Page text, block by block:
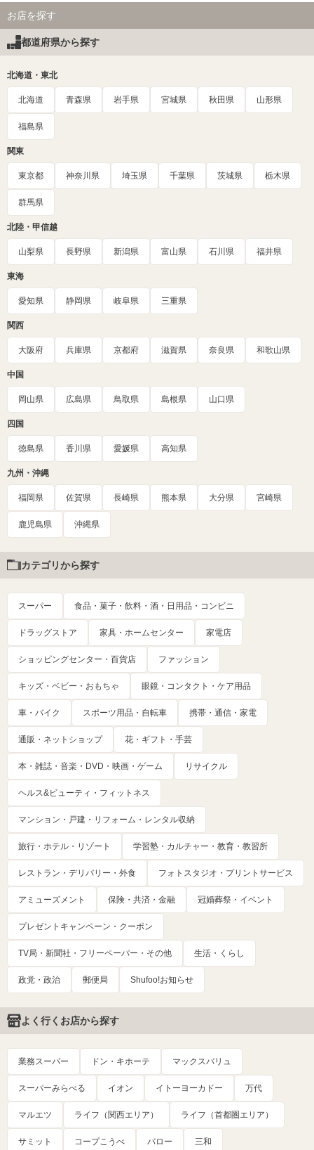
お店を探す
都道府県から探す
北海道・東北
北海道 青森県 岩手県 宮城県 秋田県 山形県
福島県
関東
東京都 神奈川県 埼玉県 千葉県 茨城県 栃木県
群馬県
北陸・甲信越
山梨県 長野県 新潟県 富山県 石川県 福井県
東海
愛知県 静岡県 岐阜県 三重県
関西
大阪府 兵庫県 京都府 滋賀県 奈良県 和歌山県
中国
岡山県 広島県 鳥取県 島根県 山口県
四国
徳島県 香川県 愛媛県 高知県
九州・沖縄
福岡県 佐賀県 長崎県 熊本県 大分県 宮崎県
鹿児島県 沖縄県
カテゴリから探す
スーパー 食品・菓子・飲料・酒・日用品・コンビニ
ドラッグストア 家具・ホームセンター 家電店
ショッピングセンター・百貨店 ファッション
キッズ・ベビー・おもちゃ 眼鏡・コンタクト・ケア用品
車・バイク スポーツ用品・自転車 携帯・通信・家電
通販・ネットショップ 花・ギフト・手芸
本・雑誌・音楽・DVD・映画・ゲーム リサイクル
ヘルス&ビューティ・フィットネス
マンション・戸建・リフォーム・レンタル収納
旅行・ホテル・リゾート 学習塾・カルチャー・教育・教習所
レストラン・デリバリー・外食 フォトスタジオ・プリントサービス
アミューズメント 保険・共済・金融 冠婚葬祭・イベント
プレゼントキャンペーン・クーポン
TV局・新聞社・フリーペーパー・その他 生活・くらし
政党・政治 郵便局 Shufoo!お知らせ
よく行くお店から探す
業務スーパー ドン・キホーテ マックスバリュ
スーパーみらべる イオン イトーヨーカドー 万代
マルエツ ライフ（関西エリア） ライフ（首都圏エリア）
サミット コープこうべ バロー 三和